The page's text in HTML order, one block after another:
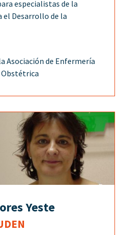
especialistas de la
el Desarrollo de la
Asociación de Enfermería
Obstétrica
Yeste